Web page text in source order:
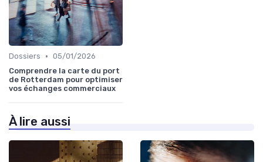
Dossiers • 05/01/2026
Comprendre la carte du port
de Rotterdam pour optimiser
vos échanges commerciaux
À lire aussi